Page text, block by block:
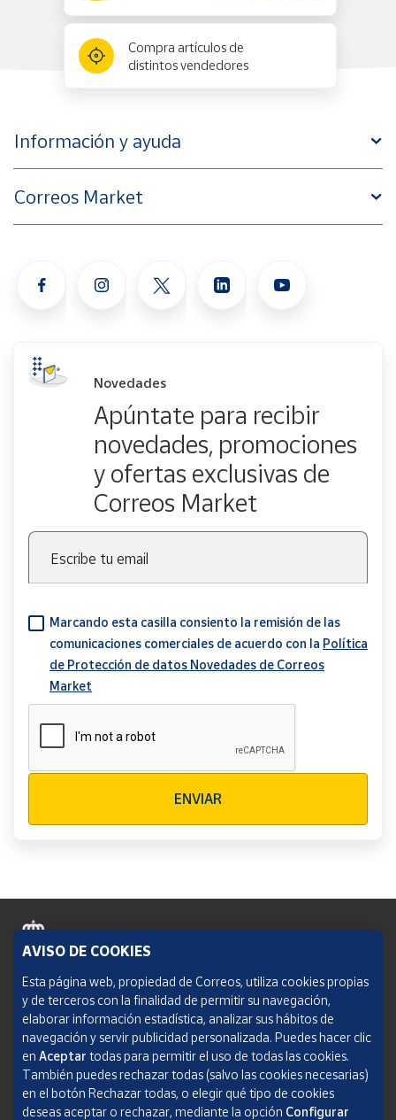
Compra artículos de
distintos vendedores
Información y ayuda
Correos Market
Novedades
Apúntate para recibir
novedades, promociones
y ofertas exclusivas de
Correos Market
Escribe tu email
Marcando esta casilla consiento la remisión de las
comunicaciones comerciales de acuerdo con la Política
de Protección de datos Novedades de Correos
Market
ENVIAR
Política de cookies
Aviso legal
Condiciones del servicio
Política de Privacidad Web
AVISO DE COOKIES
Esta página web, propiedad de Correos, utiliza cookies propias
y de terceros con la finalidad de permitir su navegación,
elaborar información estadística, analizar sus hábitos de
navegación y servir publicidad personalizada. Puedes hacer clic
en Aceptar todas para permitir el uso de todas las cookies.
También puedes rechazar todas (salvo las cookies necesarias)
en el botón Rechazar todas, o elegir qué tipo de cookies
deseas aceptar o rechazar, mediante la opción Configurar